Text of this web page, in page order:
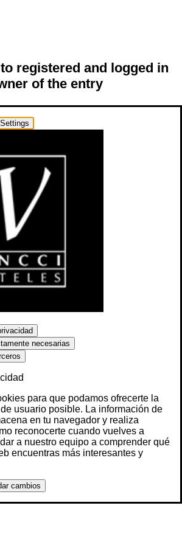
registered and logged in
of the entry
necesarias
para que podamos ofrecerte la
usuario posible. La información de
en tu navegador y realiza
reconocerte cuando vuelves a
a nuestro equipo a comprender qué
encuentras más interesantes y
cambios